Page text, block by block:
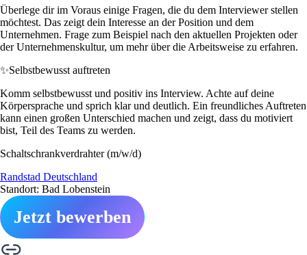
Überlege dir im Voraus einige Fragen, die du dem Interviewer stellen
möchtest. Das zeigt dein Interesse an der Position und dem
Unternehmen. Frage zum Beispiel nach den aktuellen Projekten oder
der Unternehmenskultur, um mehr über die Arbeitsweise zu erfahren.
✨Selbstbewusst auftreten
Komm selbstbewusst und positiv ins Interview. Achte auf deine
Körpersprache und sprich klar und deutlich. Ein freundliches Auftreten
kann einen großen Unterschied machen und zeigt, dass du motiviert
bist, Teil des Teams zu werden.
Schaltschrankverdrahter (m/w/d)
Randstad Deutschland
Standort: Bad Lobenstein
Jetzt bewerben